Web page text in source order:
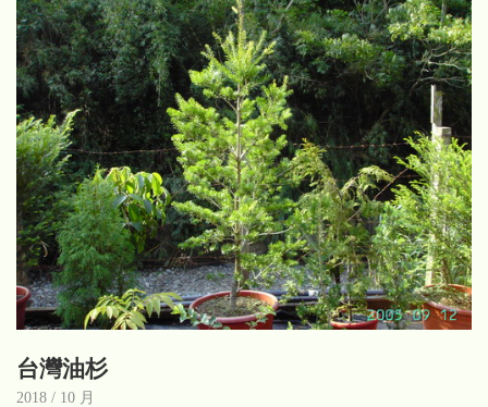
台灣油杉
2018 / 10 月